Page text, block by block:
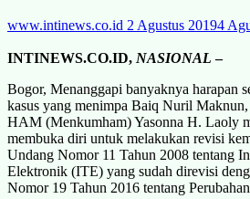
www.intinews.co.id 2 Agustus 20194
INTINEWS.CO.ID, NASIONAL –
Bogor, Menanggapi banyaknya harapan
kasus yang menimpa Baiq Nuril
HAM (Menkumham) Yasonna H. Laoly
membuka diri untuk melakukan revisi
Undang Nomor 11 Tahun 2008 tentang
Elektronik (ITE) yang sudah direvisi
Nomor 19 Tahun 2016 tentang